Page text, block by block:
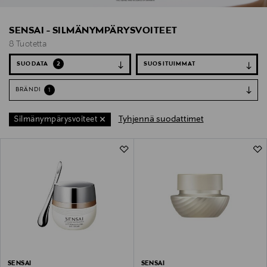
SENSAI - SILMÄNYMPÄRYSVOITEET
8 Tuotetta
SUODATA 2
BRÄNDI 1
Silmänympärysvoiteet Tyhjennä suodattimet
SENSAI
SENSAI